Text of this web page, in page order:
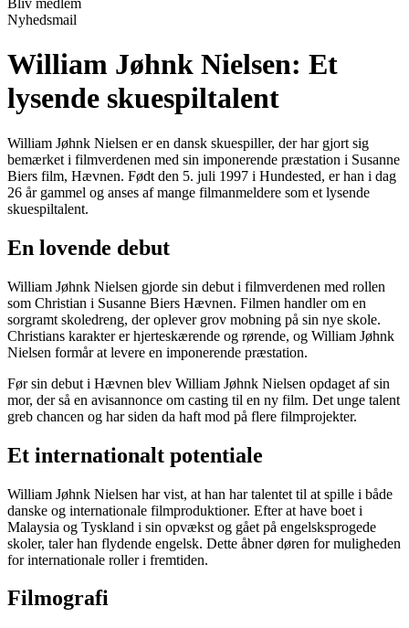
Bliv medlem
Nyhedsmail
William Jøhnk Nielsen: Et
lysende skuespiltalent
William Jøhnk Nielsen er en dansk skuespiller, der har gjort sig
bemærket i filmverdenen med sin imponerende præstation i Susanne
Biers film, Hævnen. Født den 5. juli 1997 i Hundested, er han i dag
26 år gammel og anses af mange filmanmeldere som et lysende
skuespiltalent.
En lovende debut
William Jøhnk Nielsen gjorde sin debut i filmverdenen med rollen
som Christian i Susanne Biers Hævnen. Filmen handler om en
sorgramt skoledreng, der oplever grov mobning på sin nye skole.
Christians karakter er hjerteskærende og rørende, og William Jøhnk
Nielsen formår at levere en imponerende præstation.
Før sin debut i Hævnen blev William Jøhnk Nielsen opdaget af sin
mor, der så en avisannonce om casting til en ny film. Det unge talent
greb chancen og har siden da haft mod på flere filmprojekter.
Et internationalt potentiale
William Jøhnk Nielsen har vist, at han har talentet til at spille i både
danske og internationale filmproduktioner. Efter at have boet i
Malaysia og Tyskland i sin opvækst og gået på engelsksprogede
skoler, taler han flydende engelsk. Dette åbner døren for muligheden
for internationale roller i fremtiden.
Filmografi